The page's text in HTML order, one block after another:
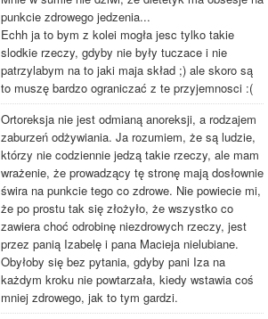
punkcie zdrowego jedzenia...
Echh ja to bym z kolei mogła jesc tylko takie
slodkie rzeczy, gdyby nie były tuczace i nie
patrzylabym na to jaki maja skład ;) ale skoro są
to muszę bardzo ograniczać z te przyjemnosci :(
Ortoreksja nie jest odmianą anoreksji, a rodzajem
zaburzeń odżywiania. Ja rozumiem, że są ludzie,
którzy nie codziennie jedzą takie rzeczy, ale mam
wrażenie, że prowadzący tę stronę mają dosłownie
świra na punkcie tego co zdrowe. Nie powiecie mi,
że po prostu tak się złożyło, że wszystko co
zawiera choć odrobinę niezdrowych rzeczy, jest
przez panią Izabelę i pana Macieja nielubiane.
Obyłoby się bez pytania, gdyby pani Iza na
każdym kroku nie powtarzała, kiedy wstawia coś
mniej zdrowego, jak to tym gardzi.